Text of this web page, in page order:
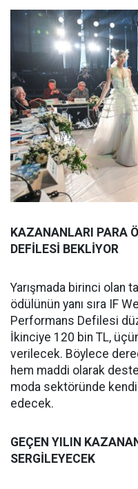
KAZANANLARI PARA
DEFİLESİ BEKLİYOR
Yarışmada birinci olan
ödülünün yanı sıra IF
Performans Defilesi
İkinciye 120 bin TL,
verilecek. Böylece
hem maddi olarak
moda sektöründe
edecek.
GEÇEN YILIN
SERGİLEYECEK